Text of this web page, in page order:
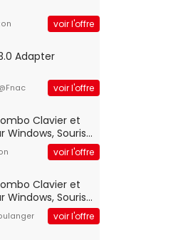
voir l'offre
Adapter
voir l'offre
Clavier et
Windows, Souris
USB Plug
Taillevoir l'offre
Clavier et
Windows, Souris
USB Plug
Taillevoir l'offre